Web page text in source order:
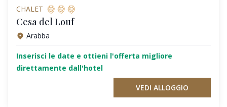
CHALET
Cesa del Louf
Arabba
Inserisci le date e ottieni l'offerta migliore
direttamente dall'hotel
VEDI ALLOGGIO